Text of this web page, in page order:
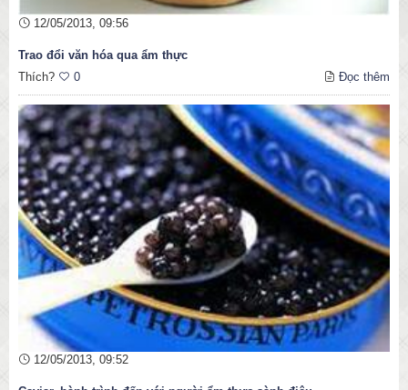
12/05/2013, 09:56
Trao đổi văn hóa qua ẩm thực
Thích?
0 Đọc thêm
12/05/2013, 09:52